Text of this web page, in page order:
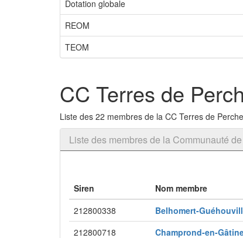
Dotation globale
REOM
TEOM
CC Terres de
Liste des 22 membres de la CC Terres de Perche
Liste des membres de la Communauté
Siren Nom membre
212800338
Belhomert-
212800718 Champrond-en-